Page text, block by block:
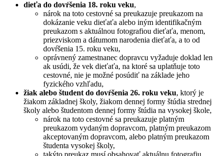
dieťa do dovŕšenia 18. roku veku,
nárok na toto cestovné sa preukazuje preukazom na
dokázanie veku dieťaťa alebo iným identifikačným
preukazom s aktuálnou fotografiou dieťaťa, menom,
priezviskom a dátumom narodenia dieťaťa, a to od
dovŕšenia 15. roku veku,
oprávnený zamestnanec dopravcu vyžaduje doklad len
ak usúdi, že vek dieťaťa, na ktoré sa uplatňuje toto
cestovné, nie je možné posúdiť na základe jeho
fyzického vzhľadu,
žiak alebo študent do dovŕšenia 26. roku veku, ktorý je
žiakom základnej školy, žiakom dennej formy štúdia strednej
školy alebo študentom dennej formy štúdia na vysokej škole,
nárok na toto cestovné sa preukazuje platným
preukazom vydaným dopravcom, platným preukazom
akceptovaným dopravcom, alebo platným preukazom
študenta vysokej školy,
takýto preukaz musí obsahovať aktuálnu fotografiu